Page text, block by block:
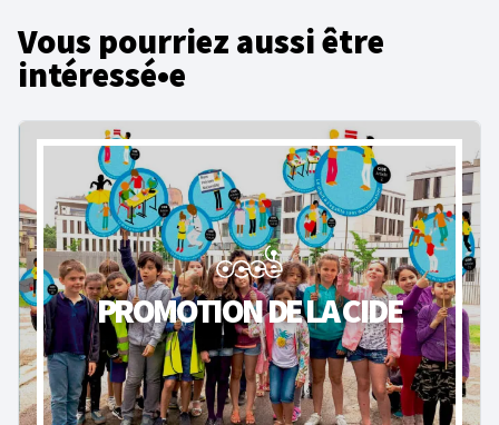
Vous pourriez aussi être
intéressé•e
PROMOTION DE LA CIDE